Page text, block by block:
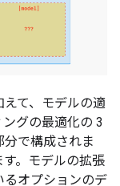
て、モデルの適
グの最適化の 3
で構成されま
。モデルの拡張
るオプションのデ